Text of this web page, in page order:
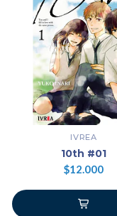
IVREA
10th #01
$12.000